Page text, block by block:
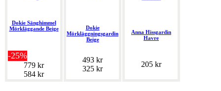
Dokie Sänghimmel
Mörkläggande Beige
-25%
779 kr
584 kr
Dokie
Mörkläggningsgardin
Beige
493 kr
325 kr
Anna Hissgardin
Havre
205 kr